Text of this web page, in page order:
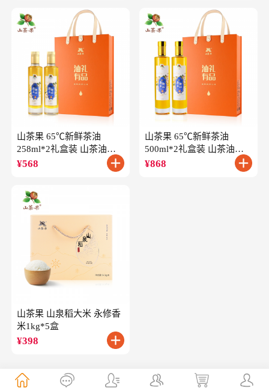
山茶果 65℃新鲜茶油
258ml*2礼盒装 山茶油一
级冷榨油茶籽油
¥568
山茶果 65℃新鲜茶油
500ml*2礼盒装 山茶油一
级冷榨油茶籽油
¥868
山茶果 山泉稻大米 永修香
米1kg*5盒
¥398